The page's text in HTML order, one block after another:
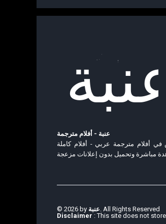
عنبة - أفلام مترجمة
أفلام مترجمة عربي - أفلام كاملة
مباشرة وتحميل بدون إعلانات مزعجة
© 2026 by عنبة. All Rights Reserved
Disclaimer : This site does not